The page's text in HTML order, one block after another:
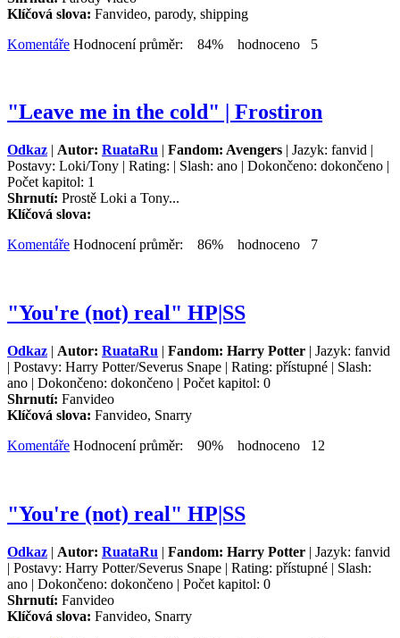
Klíčová slova: Fanvideo, parody, shipping
Komentáře Hodnocení průměr: 84% hodnoceno 5
"Leave me in the cold" | Frostiron
Odkaz | Autor: RuataRu | Fandom: Avengers | Jazyk: fanvid |
Postavy: Loki/Tony | Rating: | Slash: ano | Dokončeno: dokončeno |
Počet kapitol: 1
Shrnutí: Prostě Loki a Tony...
Klíčová slova:
Komentáře Hodnocení průměr: 86% hodnoceno 7
"You're (not) real" HP|SS
Odkaz | Autor: RuataRu | Fandom: Harry Potter | Jazyk: fanvid
| Postavy: Harry Potter/Severus Snape | Rating: přístupné | Slash:
ano | Dokončeno: dokončeno | Počet kapitol: 0
Shrnutí: Fanvideo
Klíčová slova: Fanvideo, Snarry
Komentáře Hodnocení průměr: 90% hodnoceno 12
"You're (not) real" HP|SS
Odkaz | Autor: RuataRu | Fandom: Harry Potter | Jazyk: fanvid
| Postavy: Harry Potter/Severus Snape | Rating: přístupné | Slash:
ano | Dokončeno: dokončeno | Počet kapitol: 0
Shrnutí: Fanvideo
Klíčová slova: Fanvideo, Snarry